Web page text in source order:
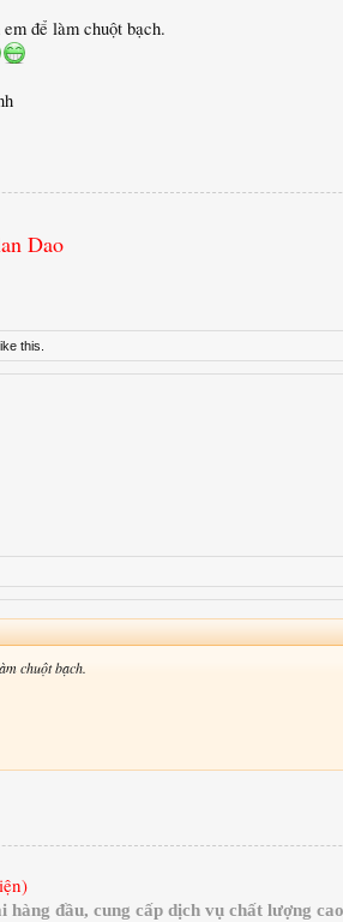
để làm chuột bạch.
Dao
this.
chuột bạch.
đầu, cung cấp dịch vụ chất lượng